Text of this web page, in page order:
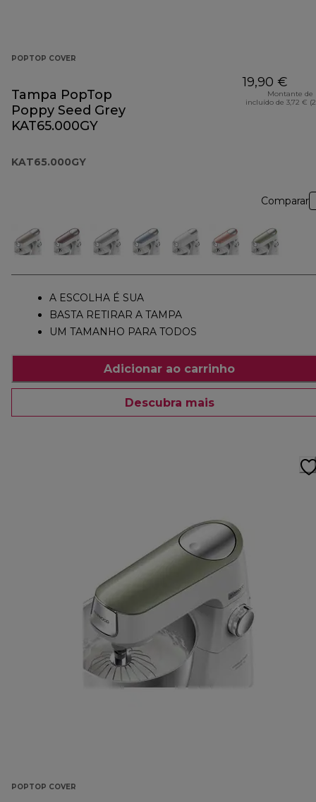
POPTOP COVER
Tampa PopTop
Poppy Seed Grey
KAT65.000GY
KAT65.000GY
19,90 €
Montante de
incluído de 3,72 €
Comparar
A ESCOLHA É SUA
BASTA RETIRAR A TAMPA
UM TAMANHO PARA TODOS
Adicionar ao carrinho
Descubra mais
POPTOP COVER